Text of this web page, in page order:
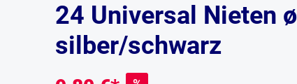
24 Universal Nieten
silber/schwarz